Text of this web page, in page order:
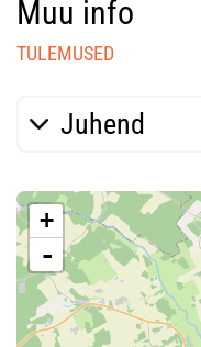
Muu info
TULEMUSED
Juhend
+
-